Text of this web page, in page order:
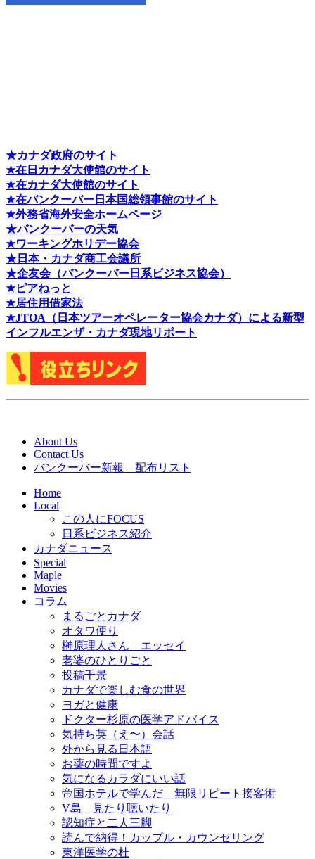
★カナダ政府のサイト
★在日カナダ大使館のサイト
★在カナダ大使館のサイト
★在バンクーバー日本国総領事館のサイト
★外務省海外安全ホームページ
★バンクーバーの天気
★ワーキングホリデー協会
★日本・カナダ商工会議所
★企友会（バンクーバー日系ビジネス協会）
★ピアねっと
★居住用借家法
★JTOA（日本ツアーオペレーター協会カナダ）による新型
インフルエンザ・カナダ現地リポート
About Us
Contact Us
バンクーバー新報 配布リスト
Home
Local
この人にFOCUS
日系ビジネス紹介
カナダニュース
Special
Maple
Movies
コラム
まるごとカナダ
オタワ便り
榊原理人さん エッセイ
老婆のひとりごと
投稿千景
カナダで楽しむ食の世界
ヨガと健康
ドクター杉原の医学アドバイス
気持ち英（え〜）会話
外から見る日本語
お薬の時間ですよ
気になるカラダにいい話
帝国ホテルで学んだ 無限リピート接客術
V島 見たり聴いたり
認知症と二人三脚
読んで納得！カップル・カウンセリング
東洋医学の杜